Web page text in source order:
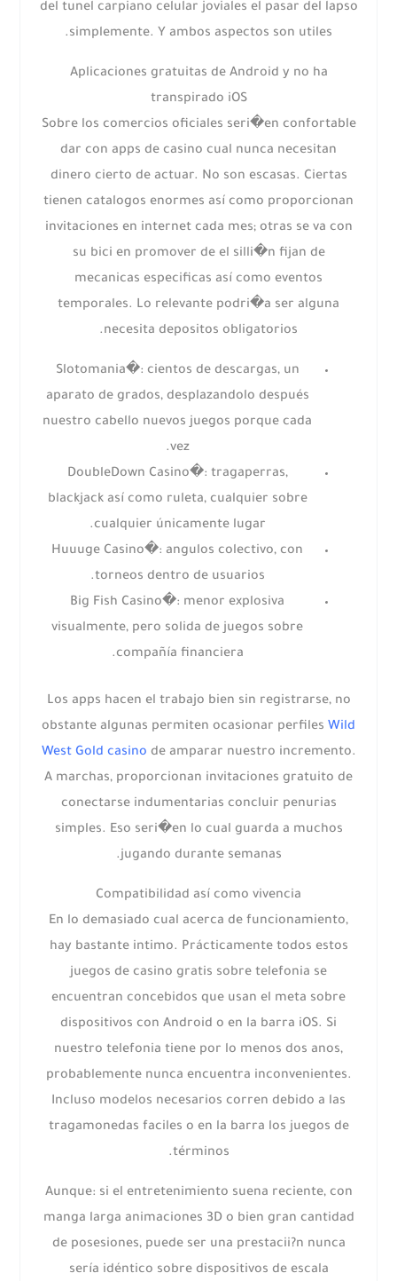
del tunel carpiano celular joviales el pasar del lapso
simplemente. Y ambos aspectos son utiles.
Aplicaciones gratuitas de Android y no ha
transpirado iOS
Sobre los comercios oficiales seri�en confortable
dar con apps de casino cual nunca necesitan
dinero cierto de actuar. No son escasas. Ciertas
tienen catalogos enormes así­ como proporcionan
invitaciones en internet cada mes; otras se va con
su bici en promover de el silli�n fijan de
mecanicas especificas así­ como eventos
temporales. Lo relevante podri�a ser alguna
necesita depositos obligatorios.
Slotomania�: cientos de descargas, un
aparato de grados, desplazandolo después
nuestro cabello nuevos juegos porque cada
vez.
DoubleDown Casino�: tragaperras,
blackjack así­ como ruleta, cualquier sobre
cualquier únicamente lugar.
Huuuge Casino�: angulos colectivo, con
torneos dentro de usuarios.
Big Fish Casino�: menor explosiva
visualmente, pero solida de juegos sobre
compañía financiera.
Los apps hacen el trabajo bien sin registrarse, no
obstante algunas permiten ocasionar perfiles Wild
West Gold casino de amparar nuestro incremento.
A marchas, proporcionan invitaciones gratuito de
conectarse indumentarias concluir penurias
simples. Eso seri�en lo cual guarda a muchos
jugando durante semanas.
Compatibilidad así­ como vivencia
En lo demasiado cual acerca de funcionamiento,
hay bastante intimo. Prácticamente todos estos
juegos de casino gratis sobre telefonia se
encuentran concebidos que usan el meta sobre
dispositivos con Android o en la barra iOS. Si
nuestro telefonia tiene por lo menos dos anos,
probablemente nunca encuentra inconvenientes.
Incluso modelos necesarios corren debido a las
tragamonedas faciles o en la barra los juegos de
términos.
Aunque: si el entretenimiento suena reciente, con
manga larga animaciones 3D o bien gran cantidad
de posesiones, puede ser una prestacii?n nunca
serí­a idéntico sobre dispositivos de escala